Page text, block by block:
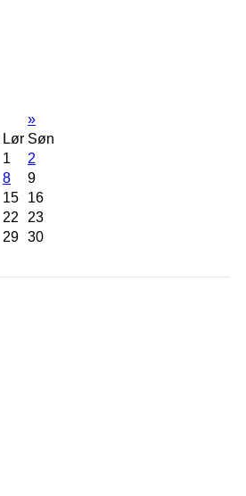
»
Lør Søn
1
2
8
9
15
16
22
23
29 30